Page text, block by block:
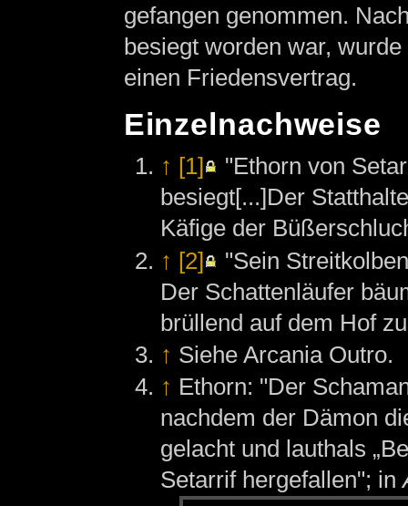
gefangen genommen.
besiegt worden war,
einen Friedensvertrag.
Einzelnachweise
↑ [1]
"Ethorn von
besiegt[...]Der
Käfige der
↑ [2]
"Sein
Der Schattenläufer
brüllend auf dem Hof
↑ Siehe Arcania Outro.
↑ Ethorn: "Der
nachdem der Dämon
gelacht und lauthals
Setarrif hergefallen"; in